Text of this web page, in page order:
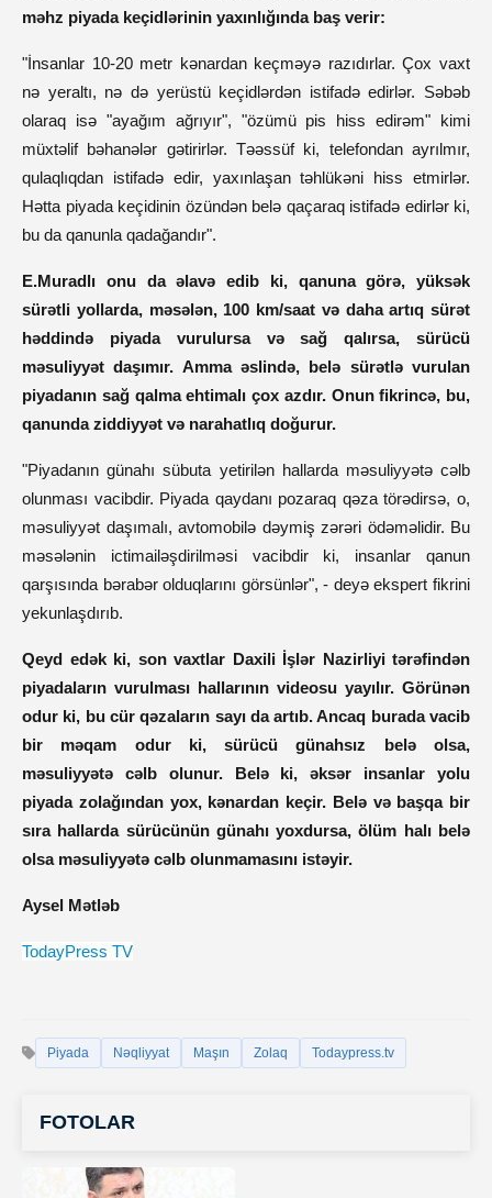
məhz piyada keçidlərinin yaxınlığında baş verir:
"İnsanlar 10-20 metr kənardan keçməyə razıdırlar. Çox vaxt
nə yeraltı, nə də yerüstü keçidlərdən istifadə edirlər. Səbəb
olaraq isə "ayağım ağrıyır", "özümü pis hiss edirəm" kimi
müxtəlif bəhanələr gətirirlər. Təəssüf ki, telefondan ayrılmır,
qulaqlıqdan istifadə edir, yaxınlaşan təhlükəni hiss etmirlər.
Hətta piyada keçidinin özündən belə qaçaraq istifadə edirlər ki,
bu da qanunla qadağandır".
E.Muradlı onu da əlavə edib ki, qanuna görə, yüksək
sürətli yollarda, məsələn, 100 km/saat və daha artıq sürət
həddində piyada vurulursa və sağ qalırsa, sürücü
məsuliyyət daşımır. Amma əslində, belə sürətlə vurulan
piyadanın sağ qalma ehtimalı çox azdır. Onun fikrincə, bu,
qanunda ziddiyyət və narahatlıq doğurur.
"Piyadanın günahı sübuta yetirilən hallarda məsuliyyətə cəlb
olunması vacibdir. Piyada qaydanı pozaraq qəza törədirsə, o,
məsuliyyət daşımalı, avtomobilə dəymiş zərəri ödəməlidir. Bu
məsələnin ictimailəşdirilməsi vacibdir ki, insanlar qanun
qarşısında bərabər olduqlarını görsünlər", - deyə ekspert fikrini
yekunlaşdırıb.
Qeyd edək ki, son vaxtlar Daxili İşlər Nazirliyi tərəfindən
piyadaların vurulması hallarının videosu yayılır. Görünən
odur ki, bu cür qəzaların sayı da artıb. Ancaq burada vacib
bir məqam odur ki, sürücü günahsız belə olsa,
məsuliyyətə cəlb olunur. Belə ki, əksər insanlar yolu
piyada zolağından yox, kənardan keçir. Belə və başqa bir
sıra hallarda sürücünün günahı yoxdursa, ölüm halı belə
olsa məsuliyyətə cəlb olunmamasını istəyir.
Aysel Mətləb
TodayPress TV
Piyada Nəqliyyat Maşın Zolaq Todaypress.tv
FOTOLAR